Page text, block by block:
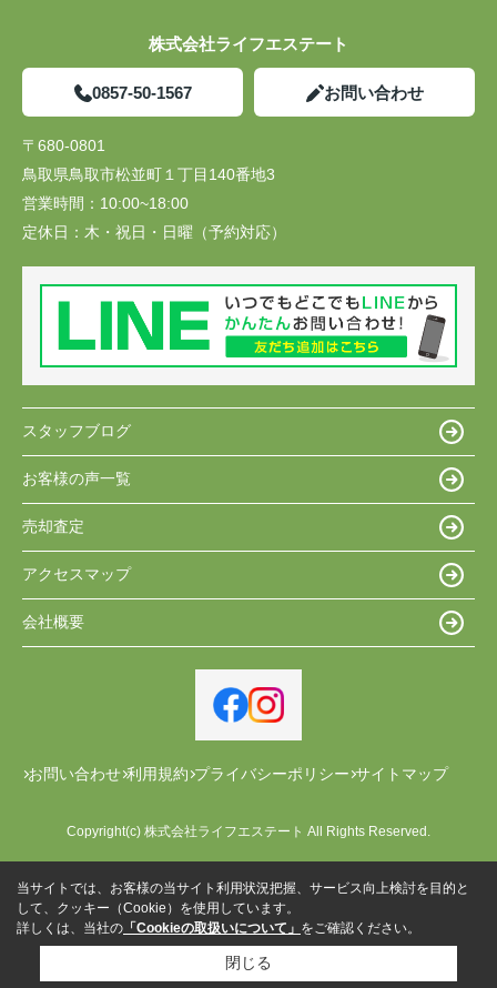
株式会社ライフエステート
0857-50-1567 お問い合わせ
〒680-0801
鳥取県鳥取市松並町１丁目140番地3
営業時間： 10:00~18:00
定休日： 木・祝日・日曜（予約対応）
スタッフブログ
お客様の声一覧
売却査定
アクセスマップ
会社概要
お問い合わせ 利用規約 プライバシーポリシー サイトマップ
Copyright(c) 株式会社ライフエステート All Rights Reserved.
当サイトでは、お客様の当サイト利用状況把握、サービス向上検討を目的と
して、クッキー（Cookie）を使用しています。
詳しくは、当社の 「Cookieの取扱いについて」 をご確認ください。
閉じる